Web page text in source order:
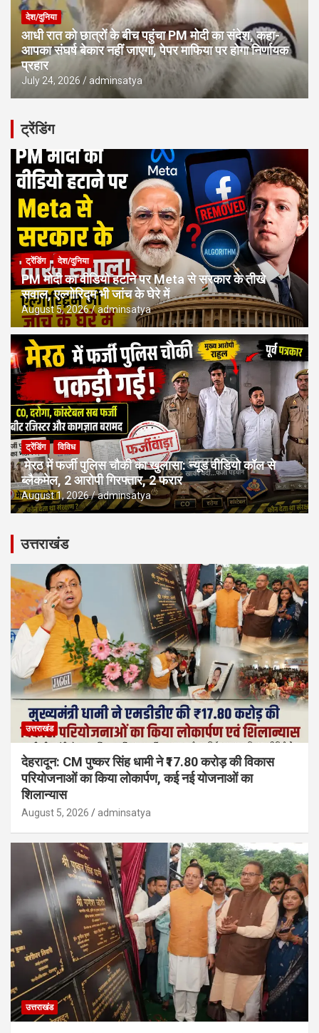
देश/दुनिया
आधी रात को छात्रों के बीच पहुंचा PM मोदी का संदेश, कहा-
आपका संघर्ष बेकार नहीं जाएगा, पेपर माफिया पर होगा निर्णायक
प्रहार
July 24, 2026 adminsatya
ट्रेंडिंग
ट्रेंडिंग देश/दुनिया
PM मोदी का वीडियो हटाने पर Meta से सरकार के तीखे
सवाल, एल्गोरिद्म भी जांच के घेरे में
August 5, 2026 adminsatya
ट्रेंडिंग विविध
मेरठ में फर्जी पुलिस चौकी का खुलासा: न्यूड वीडियो कॉल से
ब्लैकमेल, 2 आरोपी गिरफ्तार, 2 फरार
August 1, 2026 adminsatya
उत्तराखंड
उत्तराखंड
देहरादून: CM पुष्कर सिंह धामी ने ₹17.80 करोड़ की विकास
परियोजनाओं का किया लोकार्पण, कई नई योजनाओं का
शिलान्यास
August 5, 2026 adminsatya
उत्तराखंड